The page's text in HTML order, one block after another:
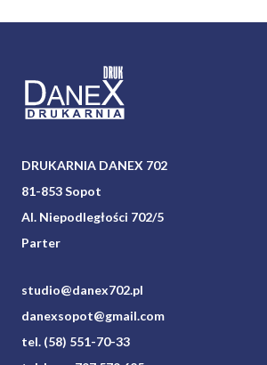
DRUKARNIA DANEX 702
81-853 Sopot
Al. Niepodległości 702/5
Parter
studio@danex702.pl
danexsopot@gmail.com
tel. (58) 551-70-33